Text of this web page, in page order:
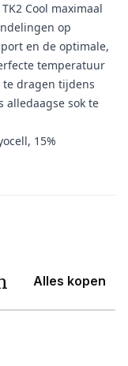
Cool maximaal
op
en de optimale,
temperatuur
te dragen tijdens
alledaagse sok te
15%
Alles kopen